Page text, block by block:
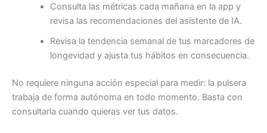
Consulta las métricas cada mañana en la app y
revisa las recomendaciones del asistente de IA.
Revisa la tendencia semanal de tus marcadores de
longevidad y ajusta tus hábitos en consecuencia.
No requiere ninguna acción especial para medir: la pulsera
trabaja de forma autónoma en todo momento. Basta con
consultarla cuando quieras ver tus datos.